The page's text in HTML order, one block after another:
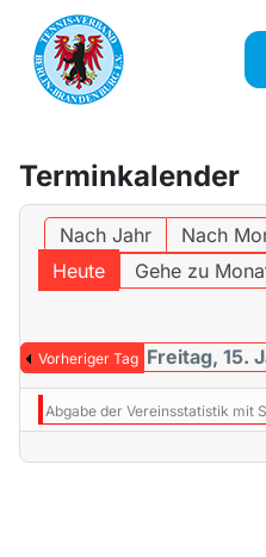
Terminkalender
Nach Jahr Nach
Heute
Gehe zu
Vorheriger Tag Freitag, 15.
Abgabe der Vereinsstatistik mit